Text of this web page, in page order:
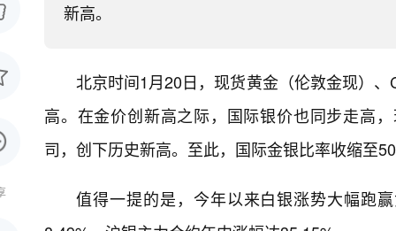
新高。
北京时间1月20日，现货黄金（伦敦金现）
高。在金价创新高之际，国际银价也同步走高
司，创下历史新高。至此，国际金银比率收缩至
值得一提的是，今年以来白银涨势大幅跑